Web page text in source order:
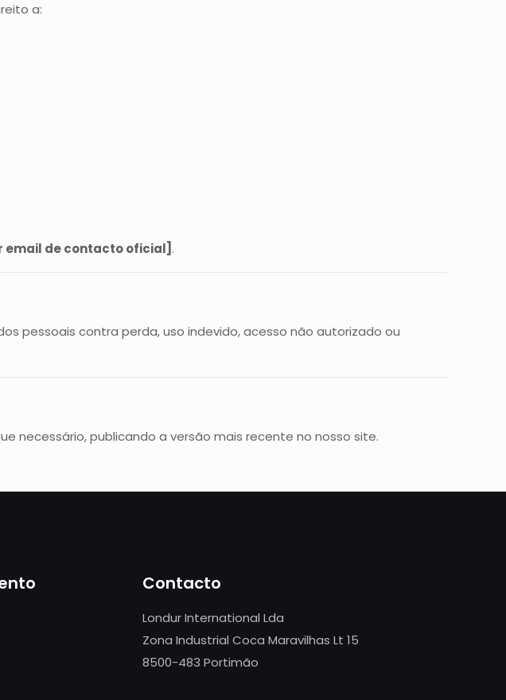
a:
email de contacto oficial] .
pessoais contra perda, uso indevido, acesso não autorizado ou
necessário, publicando a versão mais recente no nosso site.
Contacto
Londur International Lda
Zona Industrial Coca Maravilhas Lt 15
8500-483 Portimão